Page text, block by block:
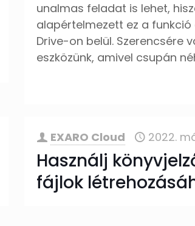
unalmas feladat is lehet,
alapértelmezett ez a funkció
Drive-on belül. Szerencsére
eszközünk, amivel csupán
EXARO Cloud 2022.
Használj
fájlok